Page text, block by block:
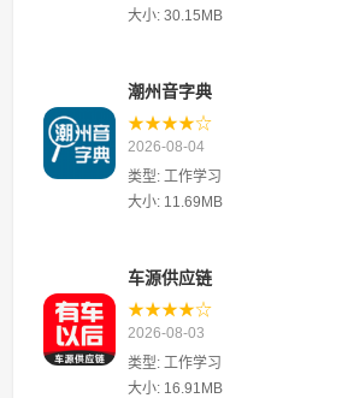
大小: 30.15MB
潮州音字典
★★★★☆
2026-08-04
类型: 工作学习
大小: 11.69MB
车源供应链
★★★★☆
2026-08-03
类型: 工作学习
大小: 16.91MB